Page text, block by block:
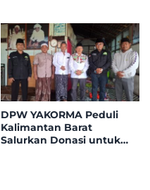
Kabupaten Landak
DPW YAKORMA Peduli
Kalimantan Barat
Salurkan Donasi untuk